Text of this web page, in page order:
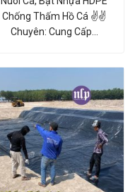
Chống Thấm Hồ Cá ✌✌
Chuyên: Cung Cấp…